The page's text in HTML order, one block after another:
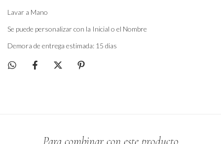
Lavar a Mano
Se puede personalizar con la Inicial o el Nombre
Demora de entrega estimada: 15 dias